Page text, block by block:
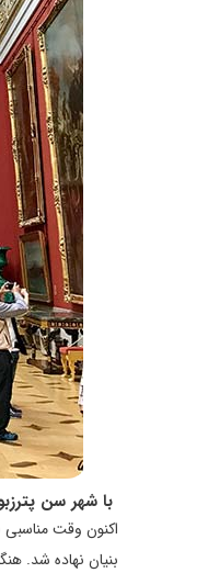
با شهر سن
اکنون وقت
بنیان نهاده شد.